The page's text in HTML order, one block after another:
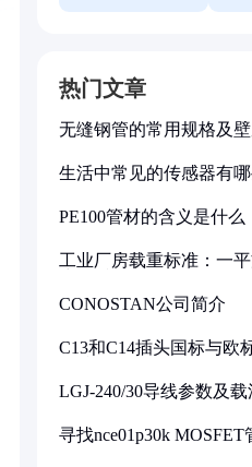
热门文章
无缝钢管的常用规格及
生活中常见的传感器有
PE100管材的含义是什么
工业厂房载重标准：一
CONOSTAN公司简介
C13和C14插头国标与欧
LGJ-240/30导线参数及
寻找nce01p30k